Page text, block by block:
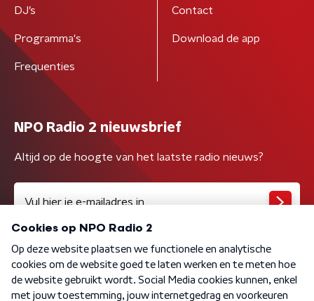
DJ’s
Programma's
Frequenties
Contact
Download de app
NPO Radio 2 nieuwsbrief
Altijd op de hoogte van het laatste radio nieuws?
Algemene voorwaarden